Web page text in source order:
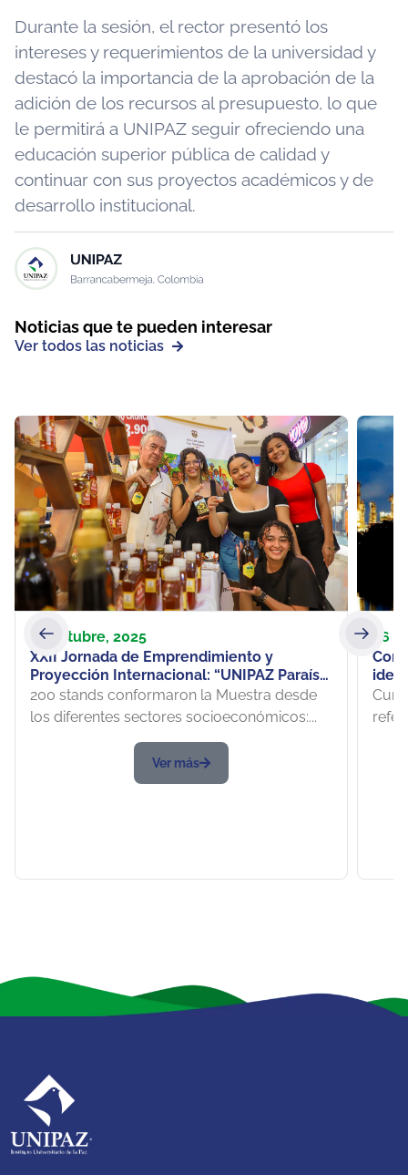
Durante la sesión, el rector presentó los
intereses y requerimientos de la universidad y
destacó la importancia de la aprobación de la
adición de los recursos al presupuesto, lo que
le permitirá a UNIPAZ seguir ofreciendo una
educación superior pública de calidad y
continuar con sus proyectos académicos y de
desarrollo institucional.
Noticias que te pueden interesar
Ver todos las noticias
23 octubre, 2025
XXII Jornada de Emprendimiento y
Proyección Internacional: “UNIPAZ Paraíso
Verde”: La Mejor Vitrina Innovadora desde
la Academia
200 stands conformaron la Muestra desde
los diferentes sectores socioeconómicos:...
Ver más
26